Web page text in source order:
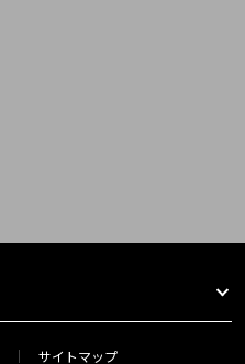
サイトマップ